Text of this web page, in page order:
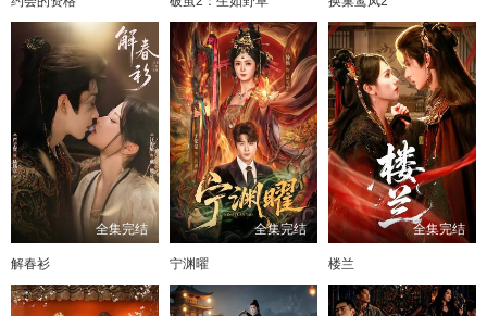
全集完结
解春衫
全集完结
宁渊曜
全集完结
楼兰